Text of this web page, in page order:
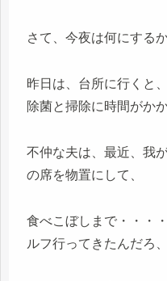
さて、今夜は何にするか
昨日は、台所に行くと
除菌と掃除に時間がか
不仲な夫は、最近、我
の席を物置にして、
食べこぼしまで・・・
ルフ行ってきたんだろ、